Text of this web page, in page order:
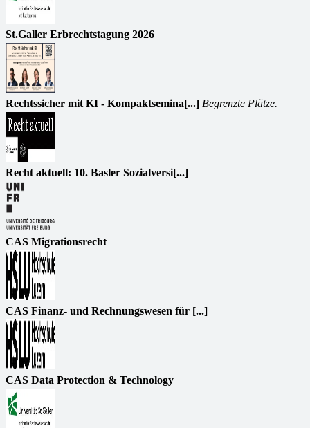
St.Galler Erbrechtstagung 2026
Rechtssicher mit KI - Kompaktsemina[...] Begrenzte Plätze.
Recht aktuell: 10. Basler Sozialversi[...]
CAS Migrationsrecht
CAS Finanz- und Rechnungswesen für [...]
CAS Data Protection & Technology